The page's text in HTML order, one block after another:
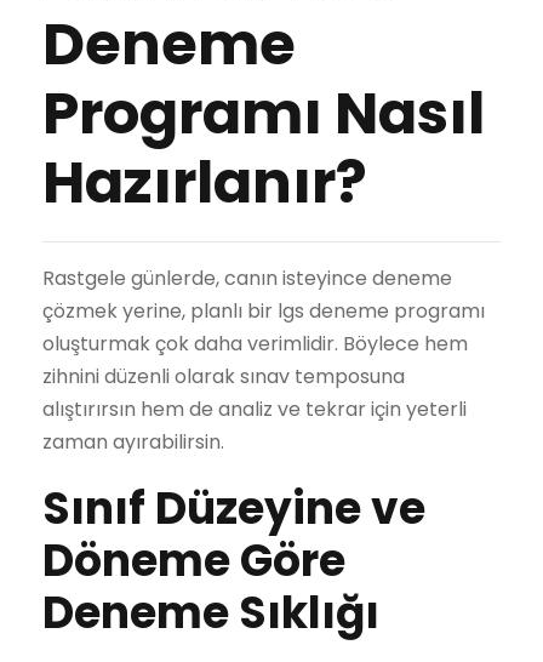
Deneme
Programı Nasıl
Hazırlanır?
Rastgele günlerde, canın isteyince deneme
çözmek yerine, planlı bir lgs deneme programı
oluşturmak çok daha verimlidir. Böylece hem
zihnini düzenli olarak sınav temposuna
alıştırırsın hem de analiz ve tekrar için yeterli
zaman ayırabilirsin.
Sınıf Düzeyine ve
Döneme Göre
Deneme Sıklığı